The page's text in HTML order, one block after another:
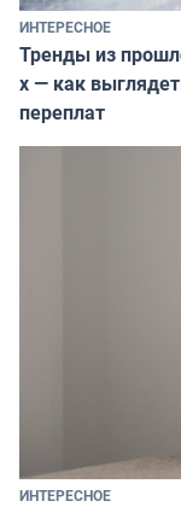
ИНТЕРЕСНОЕ
Тренды из
х — как
переплат
ИНТЕРЕСНОЕ